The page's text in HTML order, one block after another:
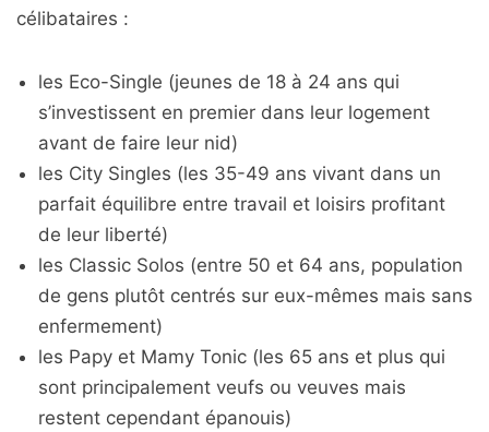
célibataires :
les Eco-Single (jeunes de 18 à 24 ans qui
s’investissent en premier dans leur logement
avant de faire leur nid)
les City Singles (les 35-49 ans vivant dans un
parfait équilibre entre travail et loisirs profitant
de leur liberté)
les Classic Solos (entre 50 et 64 ans, population
de gens plutôt centrés sur eux-mêmes mais sans
enfermement)
les Papy et Mamy Tonic (les 65 ans et plus qui
sont principalement veufs ou veuves mais
restent cependant épanouis)